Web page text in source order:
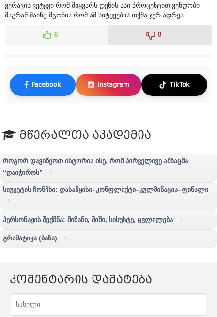
ვერავის ვეტყვი რომ მიყვარს დენის ასი პროცენტით ვენდობი
მაგრამ მაინც მგონია რომ ამ სიტყვების თქმა ჯერ ადრეა..
6 0
Facebook Instagram TikTok
მწერალთა აკადემია
როგორ დავიწყოთ ისტორია ისე, რომ პირველივე აბზაცმა
“დაიჭიროს”
სიუჟეტის ჩონჩხი: დასაწყისი–კონფლიქტი–კულმინაცია–ფინალი
პერსონაჟის შექმნა: მიზანი, შიში, სისუსტე, ცვლილება
გრამატიკა (ბაზა)
კომენტარის დამატება